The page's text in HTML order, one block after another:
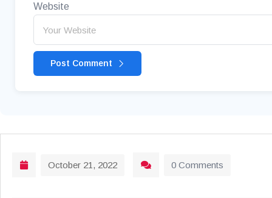
Website
Post Comment
October 21, 2022 0 Comments